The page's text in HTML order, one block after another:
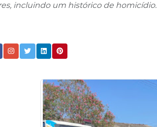
incluindo um histórico de homicídio.